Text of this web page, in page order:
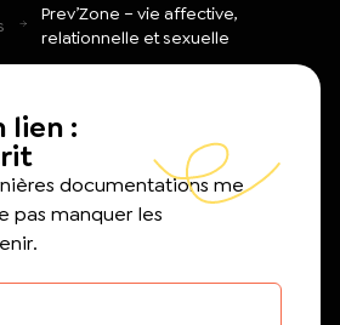
Prev’Zone – vie affective,
relationnelle et sexuelle
lien :
documentations me
pas manquer les